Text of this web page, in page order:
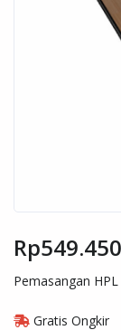
Rp549.450
Pemasangan
Gratis Ongkir